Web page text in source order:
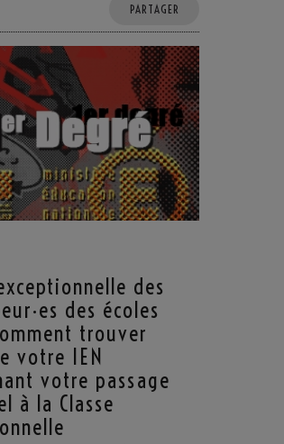
PARTAGER
des
des écoles
trouver
votre IEN
votre passage
à la Classe